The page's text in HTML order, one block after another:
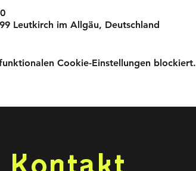
Leutkirch im Allgäu, Deutschland
Cookie-Einstellungen blockiert.
Kontakt